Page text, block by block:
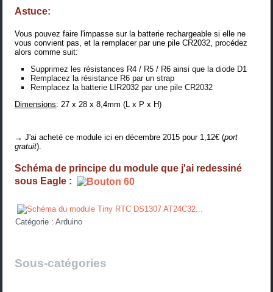
Astuce:
Vous pouvez faire l'impasse sur la batterie rechargeable si elle ne
vous convient pas, et la remplacer par une pile CR2032, procédez
alors comme suit:
Supprimez les résistances R4 / R5 / R6 ainsi que la diode D1
Remplacez la résistance R6 par un strap
Remplacez la batterie LIR2032 par une pile CR2032
Dimensions: 27 x 28 x 8,4mm (L x P x H)
→ J'ai acheté ce moduleici en décembre 2015 pour 1,12€ (port
gratuit).
Schéma de principe du module que j'ai redessiné
sous Eagle :
Catégorie :Arduino
Sous-catégories